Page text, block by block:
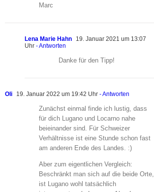
Marc
Lena Marie Hahn
19. Januar 2021 um 13:07
Uhr - Antworten
Danke für den Tipp!
Oli 19. Januar 2022 um 19:42 Uhr - Antworten
Zunächst einmal finde ich lustig, dass
für dich Lugano und Locarno nahe
beieinander sind. Für Schweizer
Verhältnisse ist eine Stunde schon fast
am anderen Ende des Landes. :)
Aber zum eigentlichen Vergleich:
Beschränkt man sich auf die beide Orte,
ist Lugano wohl tatsächlich